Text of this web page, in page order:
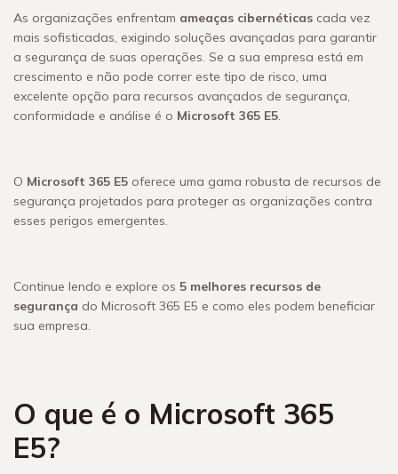
As organizações enfrentam ameaças cibernéticas cada vez
mais sofisticadas, exigindo soluções avançadas para garantir
a segurança de suas operações. Se a sua empresa está em
crescimento e não pode correr este tipo de risco, uma
excelente opção para recursos avançados de segurança,
conformidade e análise é o Microsoft 365 E5.
O Microsoft 365 E5 oferece uma gama robusta de recursos de
segurança projetados para proteger as organizações contra
esses perigos emergentes.
Continue lendo e explore os 5 melhores recursos de
segurança do Microsoft 365 E5 e como eles podem beneficiar
sua empresa.
O que é o Microsoft 365
E5?